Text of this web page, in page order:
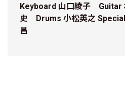
Keyboard 山口綾子 Guitar
史 Drums 小松英之
昌